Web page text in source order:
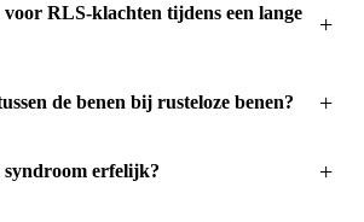
RLS-klachten tijdens een lange
de benen bij rusteloze benen?
syndroom erfelijk?